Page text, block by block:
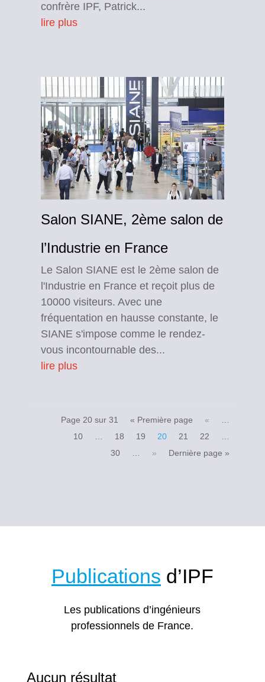
confrère IPF, Patrick...
lire plus
Salon SIANE, 2ème salon de
l’Industrie en France
Le Salon SIANE est le 2ème salon de
l'Industrie en France et reçoit plus de
10000 visiteurs. Avec une
fréquentation en hausse constante, le
SIANE s'impose comme le rendez-
vous incontournable des...
lire plus
Page 20 sur 31 « Première page «
10
18 19 20 21 22
30
» Dernière page »
Publications d’IPF
Les publications d’ingénieurs
professionnels de France.
Aucun résultat